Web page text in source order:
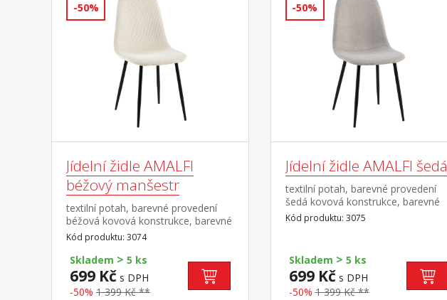
-50%
Jídelní židle AMALFI
béžový manšestr
textilní potah, barevné provedení
béžová kovová konstrukce, barevné
provedení černá
Kód produktu: 3074
Skladem > 5 ks
699 Kč s DPH
-50% 1 399 Kč **
-50%
Jídelní židle AMALFI šedá
textilní potah, barevné provedení
šedá kovová konstrukce, barevné
provedení černá
Kód produktu: 3075
Skladem > 5 ks
699 Kč s DPH
-50% 1 399 Kč **